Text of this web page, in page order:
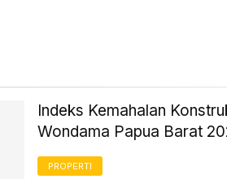
Indeks Kemahalan
Wondama Papua Barat
PROPERTI